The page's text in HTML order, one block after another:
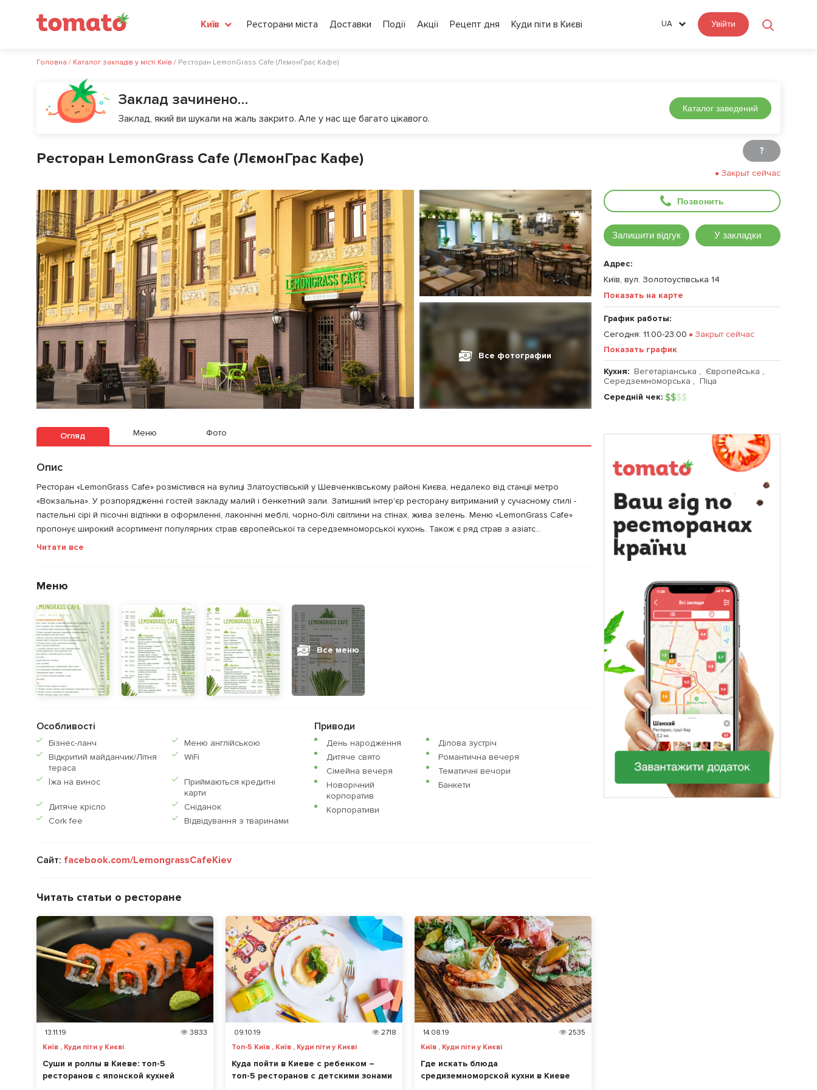
Київ Ресторани міста Доставки Події Акції Рецепт дня Куди піти в Києві UA Увійти
Головна / Каталог закладів у місті Київ / Ресторан LemonGrass Cafe (ЛємонГрас Кафе)
Заклад зачинено…
Заклад, який ви шукали на жаль закрито. Але у нас ще багато цікавого.
Каталог заведений
Ресторан LemonGrass Cafe (ЛємонГрас Кафе) ?
Закрыт сейчас
Позвонить
Залишити відгук У закладки
Адрес:
Київ, вул. Золотоустівська 14
Показать на карте
График работы:
Сегодня: 11:00-23:00
Закрыт сейчас
Показать график
Кухня: Вегетаріанська , Європейська ,
Середземноморська , Піца
Середній чек: $$$$
Все фотографии
Огляд Меню Фото
Опис
Ресторан «LemonGrass Cafe» розмістився на вулиці Златоустівській у Шевченківському районі Києва, недалеко від станції метро
«Вокзальна». У розпорядженні гостей закладу малий і бенкетний зали. Затишний інтер'єр ресторану витриманий у сучасному стилі -
пастельні сірі й пісочні відтінки в оформленні, лаконічні меблі, чорно-білі світлини на стінах, жива зелень. Меню «LemonGrass Cafe»
пропонує широкий асортимент популярних страв європейської та середземноморської кухонь. Також є ряд страв з азіатс...
Читати все
Меню
Все меню
Особливості
Бiзнес-ланч
Меню англiйською
Відкритий майданчик/Літня
тераса
WiFi
Їжа на винос
Приймаються кредитнi
карти
Дитяче крісло
Сніданок
Сork fee
Відвідування з тваринами
Приводи
День народження
Ділова зустріч
Дитяче свято
Романтична вечеря
Сімейна вечеря
Тематичні вечори
Новорічний
корпоратив
Банкети
Корпоративи
Сайт: facebook.com/LemongrassCafeKiev
Читать статьи о ресторане
13.11.19
3833
Київ , Куди піти у Києві
Суши и роллы в Киеве: топ-5
ресторанов с японской кухней
09.10.19
2718
Топ-5 Київ , Київ , Куди піти у Києві
Куда пойти в Киеве с ребенком –
топ-5 ресторанов с детскими зонами
14.08.19
2535
Київ , Куди піти у Києві
Где искать блюда
средиземноморской кухни в Киеве